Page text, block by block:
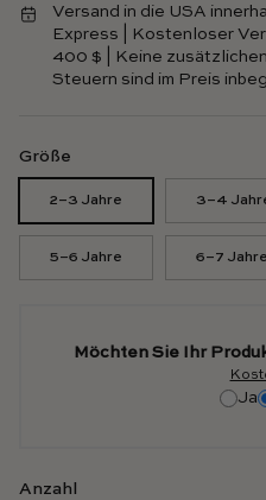
Versand in die USA
Express | Kostenloser
400 $ | Keine
Steuern sind im Preis
Größe
2–3 Jahre 3–4
5–6 Jahre 6–7 Jahre
Möchten Sie Ihr
Ja
Anzahl